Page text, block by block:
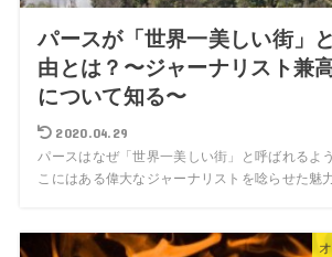
パースが「世界一美しい街」
由とは？〜ジャーナリスト兼
について知る〜
2020.04.29
パースはなぜ「世界一美しい街」と呼ばれるよ
こにはある偉大なジャーナリストを唸らせた魅